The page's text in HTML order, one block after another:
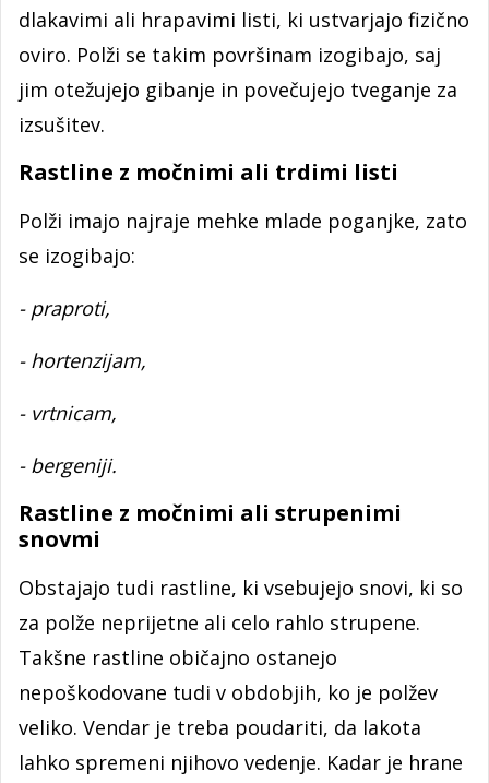
dlakavimi ali hrapavimi listi, ki ustvarjajo fizično
oviro. Polži se takim površinam izogibajo, saj
jim otežujejo gibanje in povečujejo tveganje za
izsušitev.
Rastline z močnimi ali trdimi listi
Polži imajo najraje mehke mlade poganjke, zato
se izogibajo:
- praproti,
- hortenzijam,
- vrtnicam,
- bergeniji.
Rastline z močnimi ali strupenimi
snovmi
Obstajajo tudi rastline, ki vsebujejo snovi, ki so
za polže neprijetne ali celo rahlo strupene.
Takšne rastline običajno ostanejo
nepoškodovane tudi v obdobjih, ko je polžev
veliko. Vendar je treba poudariti, da lakota
lahko spremeni njihovo vedenje. Kadar je hrane